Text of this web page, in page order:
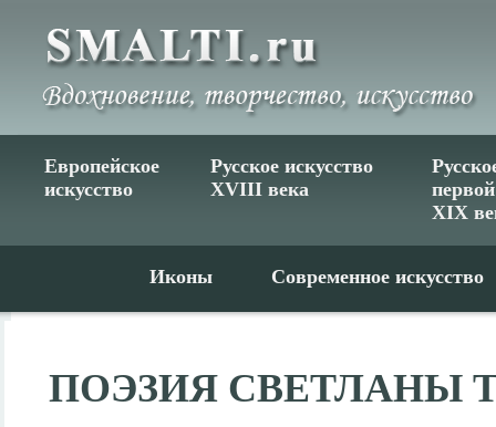
Европейское
искусство
Русское искусство
XVIII века
XIX
Иконы Современное искусство
ПОЭЗИЯ СВЕТЛАНЫ